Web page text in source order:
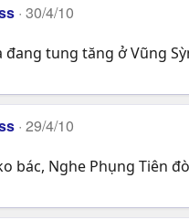
30/4/10
đang tung tăng ở Vũng
29/4/10
bác, Nghe Phụng Tiên